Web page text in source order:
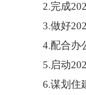
2.完成
3.做好
4.配合办
5.启动
6.谋划住